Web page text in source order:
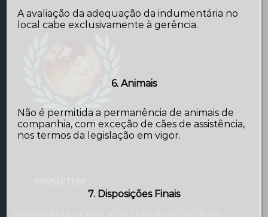
A avaliação da adequação da indumentária no
local cabe exclusivamente à gerência.
6. Animais
Não é permitida a permanência de animais de
companhia, com exceção de cães de assistência,
nos termos da legislação em vigor.
7. Disposições Finais